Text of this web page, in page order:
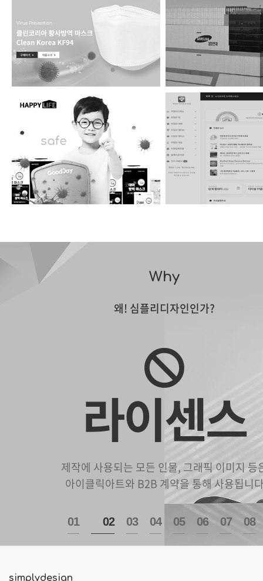
클린코리아마스크 기린산업 ver.2
해피라이프 주얼인
Why
왜! 심플리디자인인가?
라이센스
제작에 사용되는 모든 인물, 그래픽 이미지 등
아이클릭아트와 B2B 계약을 통해 사용됩니
1 2 3 4 5 6 7 8
simplydesign